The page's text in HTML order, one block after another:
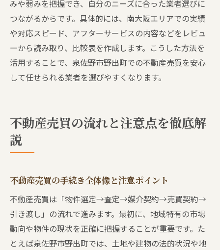
南大阪の不動産売買に関する生の声
不動産売買を進める際のリアルな評価とは
ブログで紹介される不動産売買の実情
不動産売買でよくあるNG行為とその対策
不動産売買で陥りやすいNG行為の実態
不動産売買で失敗しないための対策方法
口コミに学ぶ不動産売買の注意点と防止策
みや弱みを把握でき、自分のニーズに合った業者選びに
つながるからです。具体的には、南大阪エリアでの実績
や対応スピード、アフターサービスの内容などをレビュ
ーから読み取り、比較表を作成します。こうした方法を
活用することで、泉佐野市野出町での不動産売買を安心
して任せられる業者を選びやすくなります。
不動産売買の流れと注意点を徹底解
説
不動産売買の手続き全体像と注意ポイント
不動産売買は「物件選定→査定→媒介契約→売買契約→
引き渡し」の流れで進みます。最初に、地域特有の市場
動向や物件の現状を正確に把握することが重要です。た
とえば泉佐野市野出町では、土地や建物の法的状況や地